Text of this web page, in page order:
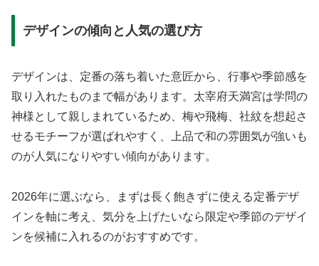
デザインの傾向と人気の選び方
デザインは、定番の落ち着いた意匠から、行事や季節感を
取り入れたものまで幅があります。太宰府天満宮は学問の
神様として親しまれているため、梅や飛梅、社紋を想起さ
せるモチーフが選ばれやすく、上品で和の雰囲気が強いも
のが人気になりやすい傾向があります。
2026年に選ぶなら、まずは長く飽きずに使える定番デザ
インを軸に考え、気分を上げたいなら限定や季節のデザイ
ンを候補に入れるのがおすすめです。